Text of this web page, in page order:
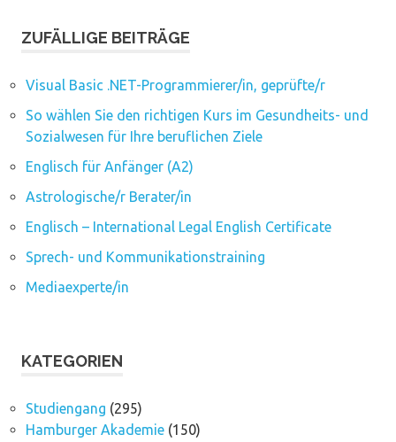
ZUFÄLLIGE BEITRÄGE
Visual Basic .NET-Programmierer/in, geprüfte/r
So wählen Sie den richtigen Kurs im Gesundheits- und
Sozialwesen für Ihre beruflichen Ziele
Englisch für Anfänger (A2)
Astrologische/r Berater/in
Englisch – International Legal English Certificate
Sprech- und Kommunikationstraining
Mediaexperte/in
KATEGORIEN
Studiengang (295)
Hamburger Akademie(150)